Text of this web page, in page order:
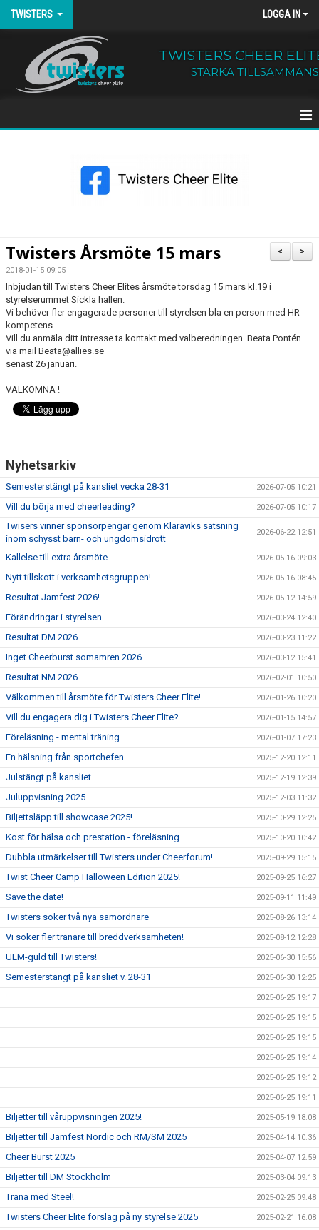
TWISTERS LOGGA IN
TWISTERS CHEER
STARKA TILLSAMMANS
KALENDER
KONTAKT
EXTRATRÄNING
KLÄDER & MERCH
TWIST CHEER COMP
>
<
Twisters Årsmöte 15 mars
2018-01-15 09:05
Inbjudan till Twisters Cheer Elites årsmöte torsdag 15 mars kl.19 i
styrelserummet Sickla hallen.
Vi behöver fler engagerade personer till styrelsen bla en person med HR
kompetens.
Vill du anmäla ditt intresse ta kontakt med valberedningen Beata Pontén
via mail Beata@allies.se
senast 26 januari.
VÄLKOMNA !
Nyhetsarkiv
Semesterstängt på kansliet vecka 28-31 2026-07-05 10:21
Vill du börja med cheerleading? 2026-07-05 10:17
Twisers vinner sponsorpengar genom Klaraviks satsning
inom schysst barn- och ungdomsidrott
2026-06-22 12:51
Kallelse till extra årsmöte 2026-05-16 09:03
Nytt tillskott i verksamhetsgruppen! 2026-05-16 08:45
Resultat Jamfest 2026! 2026-05-12 14:59
Förändringar i styrelsen 2026-03-24 12:40
Resultat DM 2026 2026-03-23 11:22
Inget Cheerburst somamren 2026 2026-03-12 15:41
Resultat NM 2026 2026-02-01 10:50
Välkommen till årsmöte för Twisters Cheer Elite! 2026-01-26 10:20
Vill du engagera dig i Twisters Cheer Elite? 2026-01-15 14:57
Föreläsning - mental träning 2026-01-07 17:23
En hälsning från sportchefen 2025-12-20 12:11
Julstängt på kansliet 2025-12-19 12:39
Juluppvisning 2025 2025-12-03 11:32
Biljettsläpp till showcase 2025! 2025-10-29 12:25
Kost för hälsa och prestation - föreläsning 2025-10-20 10:42
Dubbla utmärkelser till Twisters under Cheerforum! 2025-09-29 15:15
Twist Cheer Camp Halloween Edition 2025! 2025-09-25 16:27
Save the date! 2025-09-11 11:49
Twisters söker två nya samordnare 2025-08-26 13:14
Vi söker fler tränare till breddverksamheten! 2025-08-12 12:28
UEM-guld till Twisters! 2025-06-30 15:56
Semesterstängt på kansliet v. 28-31 2025-06-30 12:25
2025-06-25 19:17
2025-06-25 19:15
2025-06-25 19:15
2025-06-25 19:14
2025-06-25 19:12
2025-06-25 19:11
Biljetter till våruppvisningen 2025! 2025-05-19 18:08
Biljetter till Jamfest Nordic och RM/SM 2025 2025-04-14 10:36
Cheer Burst 2025 2025-04-07 12:59
Biljetter till DM Stockholm 2025-03-04 09:13
Träna med Steel! 2025-02-25 09:48
Twisters Cheer Elite förslag på ny styrelse 2025 2025-02-21 16:08